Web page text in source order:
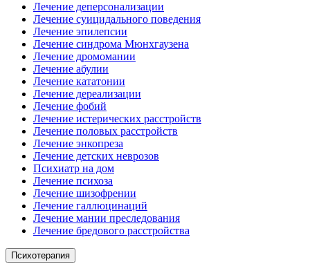
Лечение деперсонализации
Лечение суицидального поведения
Лечение эпилепсии
Лечение синдрома Мюнхгаузена
Лечение дромомании
Лечение абулии
Лечение кататонии
Лечение дереализации
Лечение фобий
Лечение истерических расстройств
Лечение половых расстройств
Лечение энкопреза
Лечение детских неврозов
Психиатр на дом
Лечение психоза
Лечение шизофрении
Лечение галлюцинаций
Лечение мании преследования
Лечение бредового расстройства
Психотерапия